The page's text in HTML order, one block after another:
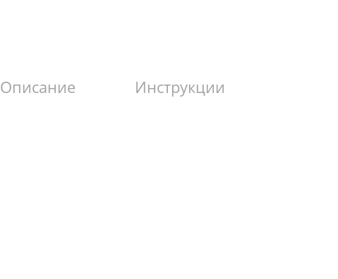
Описание Инструкции